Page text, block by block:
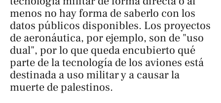
menos no hay forma de saberlo con los
datos públicos disponibles. Los proyectos
de aeronáutica, por ejemplo, son de "uso
dual", por lo que queda encubierto qué
parte de la tecnología de los aviones está
destinada a uso militar y a causar la
muerte de palestinos.